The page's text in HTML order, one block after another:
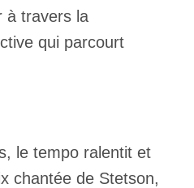
à travers la
qui parcourt
le tempo ralentit et
chantée de Stetson,